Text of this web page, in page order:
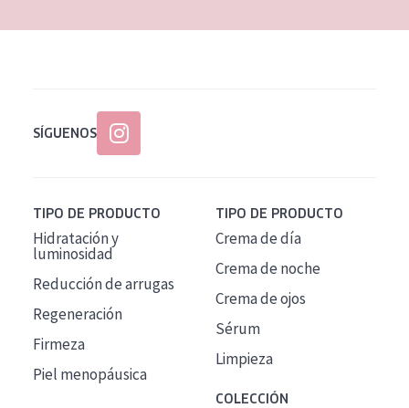
Todas las edades
SÍGUENOS
TIPO DE PRODUCTO
Hidratación y
luminosidad
Reducción de arrugas
Regeneración
Firmeza
Piel menopáusica
TIPO DE PRODUCTO
Crema de día
Crema de noche
Crema de ojos
Sérum
Limpieza
COLECCIÓN